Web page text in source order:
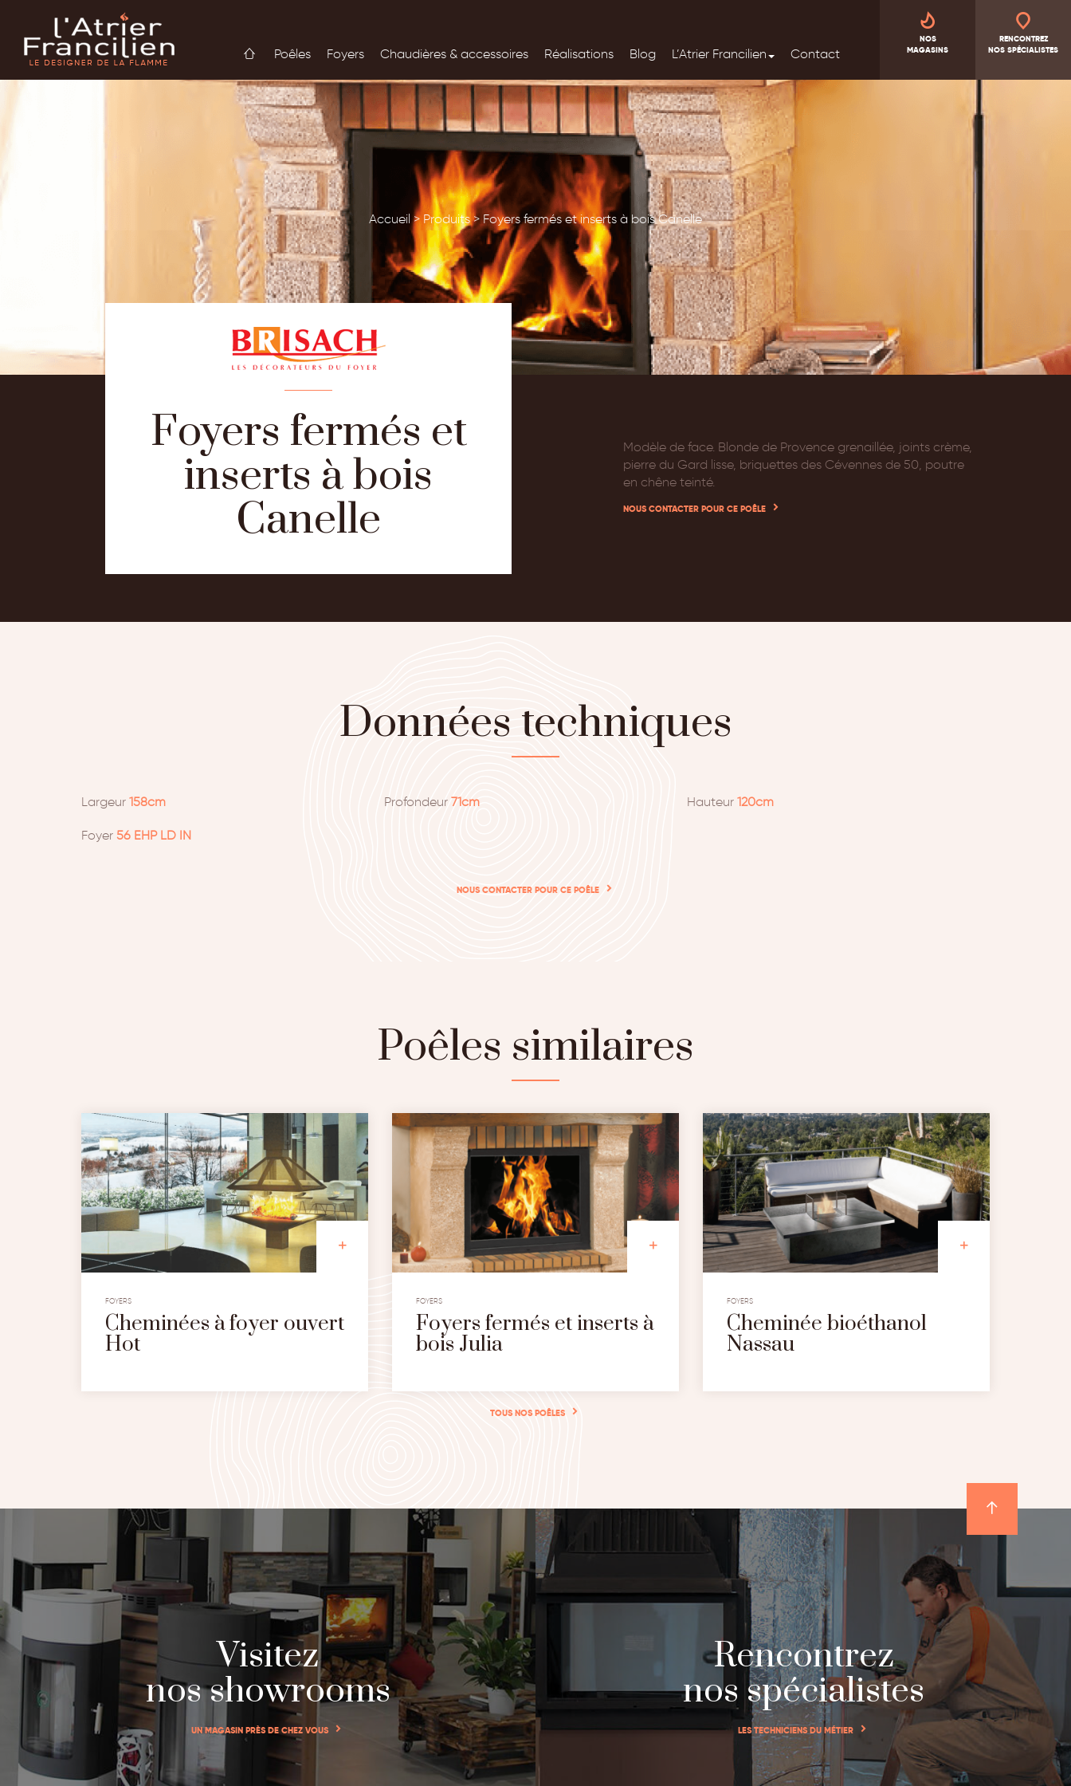
Poêles Foyers Chaudières & accessoires Réalisations Blog L’Atrier Francilien Contact
RENCONTREZ
NOS SPÉCIALISTES
NOS
MAGASINS
Accueil>Produits>Foyers fermés et inserts à bois Canelle
Foyers fermés et
inserts à bois
Canelle
Modèle de face. Blonde de Provence grenaillée, joints crème,
pierre du Gard lisse, briquettes des Cévennes de 50, poutre
en chêne teinté.
NOUS CONTACTER POUR CE POÊLE
Données techniques
Largeur 158cm Profondeur 71cm Hauteur 120cm
Foyer 56 EHP LD IN
NOUS CONTACTER POUR CE POÊLE
Poêles similaires
FOYERS
Cheminées à foyer ouvert
Hot
FOYERS
Foyers fermés et inserts à
bois Julia
FOYERS
Cheminée bioéthanol
Nassau
TOUS NOS POÊLES
Visitez
nos showrooms
UN MAGASIN PRÈS DE CHEZ VOUS
Rencontrez
nos spécialistes
LES TECHNICIENS DU MÉTIER